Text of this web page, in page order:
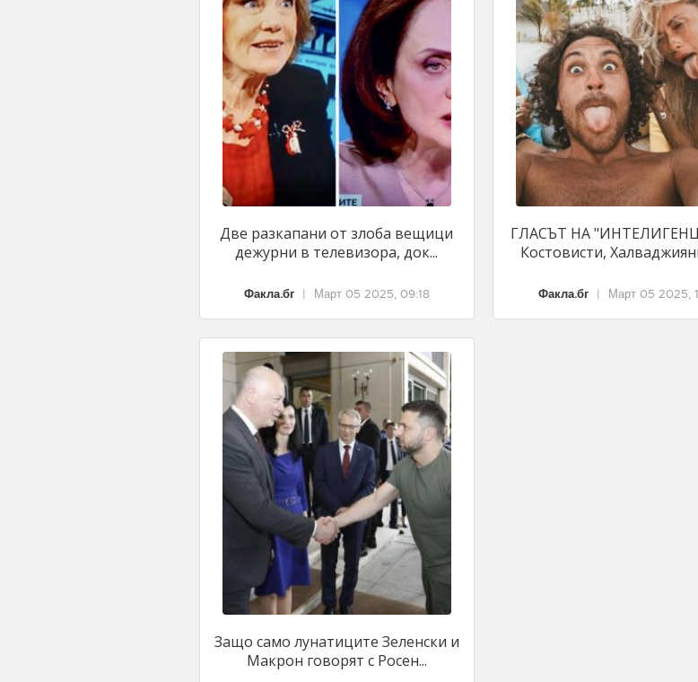
Две разкапани от злоба вещици
дежурни в телевизора, док...
Факла.бг Март 05 2025, 09:18
ГЛАСЪТ НА
Костовисти,
Факла.бг Март 05 2025,
Защо само лунатиците Зеленски и
Макрон говорят с Росен...